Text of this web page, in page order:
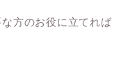
方のお役に立てれば